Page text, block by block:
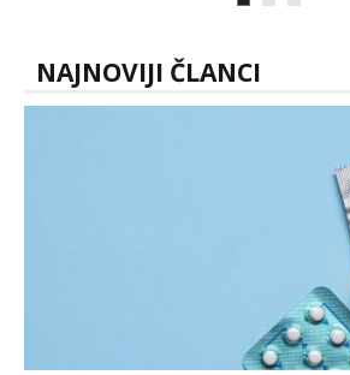
NAJNOVIJI ČLANCI